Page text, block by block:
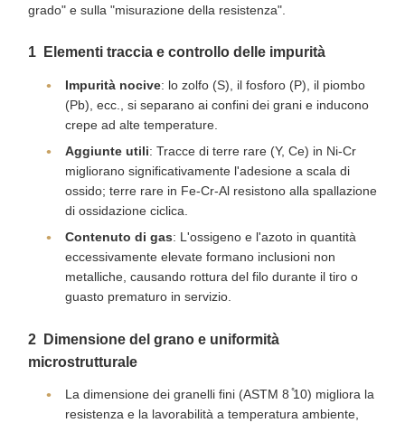
grado" e sulla "misurazione della resistenza".
1️ ️ Elementi traccia e controllo delle impurità
Impurità nocive: lo zolfo (S), il fosforo (P), il piombo
(Pb), ecc., si separano ai confini dei grani e inducono
crepe ad alte temperature.
Aggiunte utili: Tracce di terre rare (Y, Ce) in Ni-Cr
migliorano significativamente l'adesione a scala di
ossido; terre rare in Fe-Cr-Al resistono alla spallazione
di ossidazione ciclica.
Contenuto di gas: L'ossigeno e l'azoto in quantità
eccessivamente elevate formano inclusioni non
metalliche, causando rottura del filo durante il tiro o
guasto prematuro in servizio.
2️ ️ Dimensione del grano e uniformità
microstrutturale
La dimensione dei granelli fini (ASTM 8 ̊10) migliora la
resistenza e la lavorabilità a temperatura ambiente,